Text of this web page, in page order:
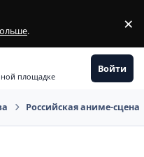
. ×
площадке
Войти
Российская аниме-сцена